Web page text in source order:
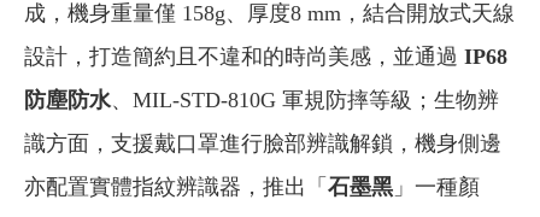
成，機身重量僅 158g、厚度8 mm，結合開放式天線
設計，打造簡約且不違和的時尚美感，並通過 IP68
防塵防水、MIL-STD-810G 軍規防摔等級；生物辨
識方面，支援戴口罩進行臉部辨識解鎖，機身側邊
亦配置實體指紋辨識器，推出「 石墨黑 」一種顏